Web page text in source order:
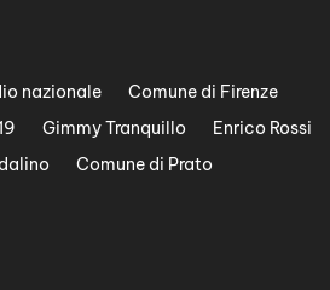
nazionale
Comune di Firenze
Gimmy Tranquillo
Enrico Rossi
Comune di Prato